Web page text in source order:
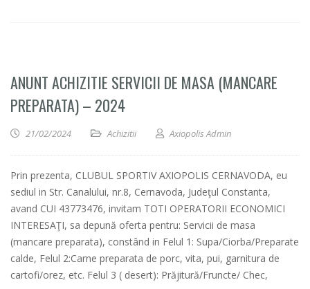
ANUNT ACHIZITIE SERVICII DE MASA (MANCARE
PREPARATA) – 2024
21/02/2024 Achizitii Axiopolis Admin
Prin prezenta, CLUBUL SPORTIV AXIOPOLIS CERNAVODA, eu
sediul in Str. Canalului, nr.8, Cernavoda, Judeţul Constanta,
avand CUI 43773476, invitam TOTI OPERATORII ECONOMICI
INTERESAŢI, sa depună oferta pentru: Servicii de masa
(mancare preparata), constând in Felul 1: Supa/Ciorba/Preparate
calde, Felul 2:Carne preparata de porc, vita, pui, garnitura de
cartofi/orez, etc. Felul 3 ( desert): Prăjitură/Fruncte/ Chec,